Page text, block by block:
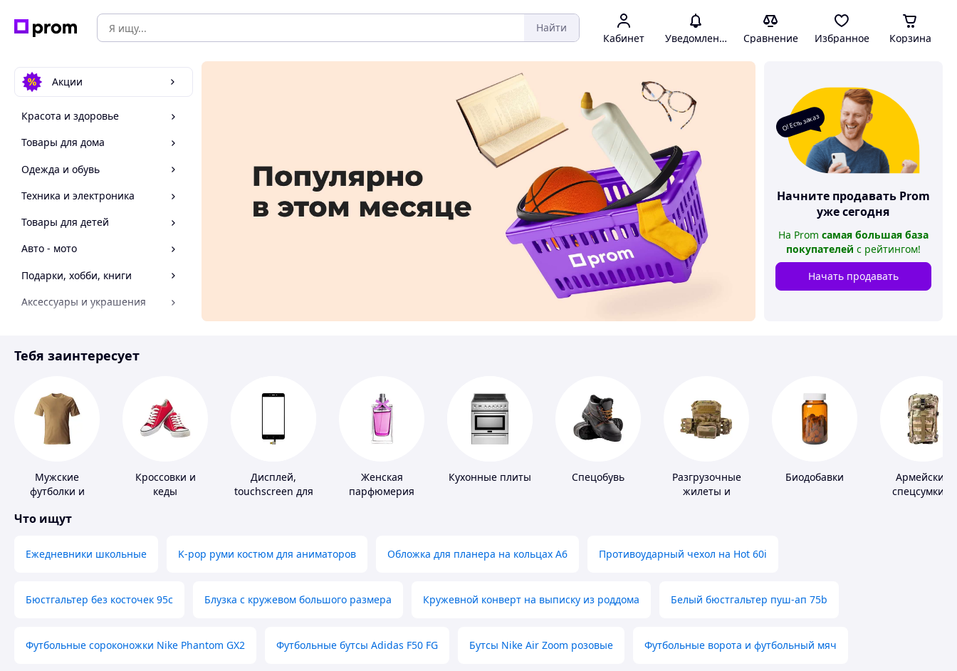
Найти
Кабинет Уведомления Сравнение Избранное Корзина
Акции
Красота и здоровье
Товары для дома
Одежда и обувь
Техника и электроника
Товары для детей
Авто - мото
Подарки, хобби, книги
Аксессуары и украшения
Спорт и отдых
О! Есть заказ
Начните продавать Prom
уже сегодня
На Prom самая большая база
покупателей с рейтингом!
Начать продавать
Тебя заинтересует
Мужские
футболки и
Кроссовки и
кеды
Дисплей,
touchscreen для
Женская
парфюмерия
Кухонные плиты Спецобувь
Разгрузочные
жилеты и
Биодобавки
Армейские
спецсумки и
Что ищут
Ежедневники школьные K-pop руми костюм для аниматоров Обложка для планера на кольцах А6 Противоударный чехол на Hot 60i
Бюстгальтер без косточек 95с Блузка с кружевом большого размера Кружевной конверт на выписку из роддома Белый бюстгальтер пуш-ап 75b
Футбольные сороконожки Nike Phantom GX2 Футбольные бутсы Adidas F50 FG Бутсы Nike Air Zoom розовые Футбольные ворота и футбольный мяч